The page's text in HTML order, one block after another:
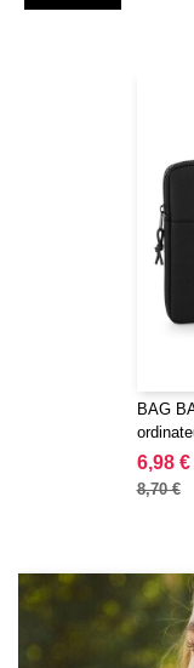
BAG
6,98 €
8,70 €